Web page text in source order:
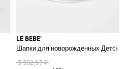
LE BEBE'
Шапки для новорожденных Детское
3 302,87 ₽